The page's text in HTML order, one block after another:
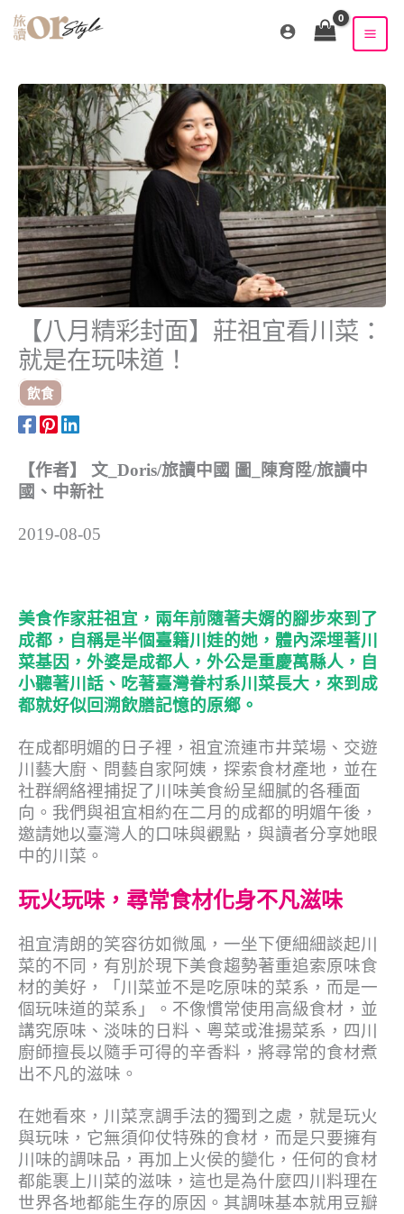
【八月精彩封面】莊祖宜看川菜：
就是在玩味道！
飲食
【作者】 文_Doris/旅讀中國 圖_陳育陞/旅讀中
國、中新社
2019-08-05
美食作家莊祖宜，兩年前隨著夫婿的腳步來到了
成都，自稱是半個臺籍川娃的她，體內深埋著川
菜基因，外婆是成都人，外公是重慶萬縣人，自
小聽著川話、吃著臺灣眷村系川菜長大，來到成
都就好似回溯飲膳記憶的原鄉。
在成都明媚的日子裡，祖宜流連市井菜場、交遊
川藝大廚、問藝自家阿姨，探索食材產地，並在
社群網絡裡捕捉了川味美食紛呈細膩的各種面
向。我們與祖宜相約在二月的成都的明媚午後，
邀請她以臺灣人的口味與觀點，與讀者分享她眼
中的川菜。
玩火玩味，尋常食材化身不凡滋味
祖宜清朗的笑容彷如微風，一坐下便細細談起川
菜的不同，有別於現下美食趨勢著重追索原味食
材的美好，「川菜並不是吃原味的菜系，而是一
個玩味道的菜系」。不像慣常使用高級食材，並
講究原味、淡味的日料、粵菜或淮揚菜系，四川
廚師擅長以隨手可得的辛香料，將尋常的食材煮
出不凡的滋味。
在她看來，川菜烹調手法的獨到之處，就是玩火
與玩味，它無須仰仗特殊的食材，而是只要擁有
川味的調味品，再加上火侯的變化，任何的食材
都能裹上川菜的滋味，這也是為什麼四川料理在
世界各地都能生存的原因。其調味基本就用豆瓣